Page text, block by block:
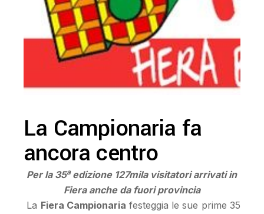
La Campionaria fa
ancora centro
Per la 35a edizione 127mila visitatori arrivati in
Fiera anche da fuori provincia
La Fiera Campionaria festeggia le sue prime 35